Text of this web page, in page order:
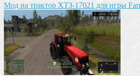
Mод на трактор ХТЗ-17021 для игры